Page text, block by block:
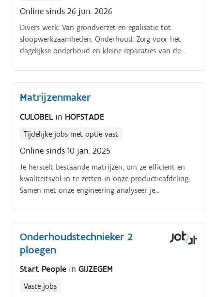
Online sinds 26 jun. 2026
Divers werk: Van grondverzet en egalisatie tot
sloopwerkzaamheden. Onderhoud: Zorg voor het
dagelijkse onderhoud en kleine reparaties van de
Matrijzenmaker
CULOBEL in HOFSTADE
Tijdelijke jobs met optie vast
Online sinds 10 jan. 2025
Je herstelt bestaande matrijzen, om ze efficiënt en
kwaliteitsvol in te zetten in onze productieafdeling
Samen met onze engineering analyseer je
via machinale en manuele aanpassingen.
Onderhoudstechnieker 2
ploegen
Start People in GIJZEGEM
Vaste jobs